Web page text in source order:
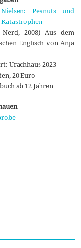
Peanuts und
Katastrophen
2008) Aus dem
Englisch von Anja
Urachhaus 2023
20 Euro
ab 12 Jahren